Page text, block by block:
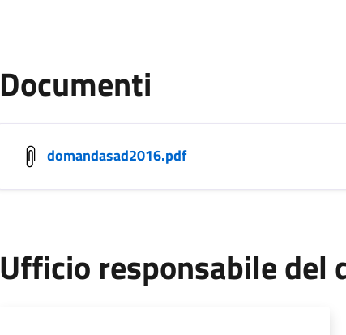
Documenti
domandasad2016.pdf
Ufficio responsabile del